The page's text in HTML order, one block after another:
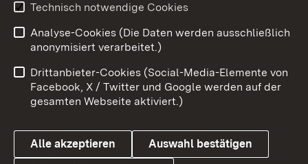
Impressum
Kontakt
Barrierefreiheit
Datenschutz
Cookies
Technisch notwendige Cookies
Analyse-Cookies (Die Daten werden ausschließlich
anonymisiert verarbeitet.)
Drittanbieter-Cookies (Social-Media-Elemente von
Facebook, X / Twitter und Google werden auf der
gesamten Webseite aktiviert.)
Alle akzeptieren Auswahl bestätigen